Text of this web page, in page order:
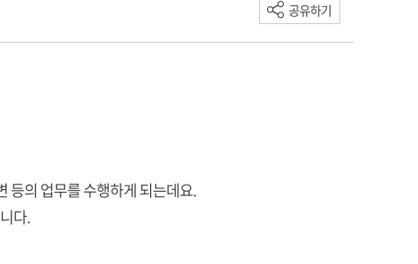
공유하기
등의 업무를 수행하게 되는데요.
다.